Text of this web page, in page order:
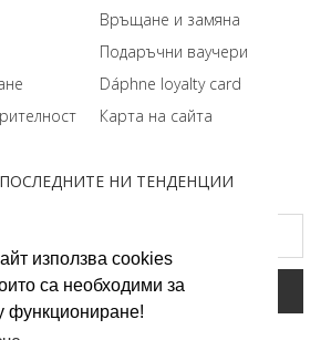
използва cookies
са необходими за
функциониране!
НИ ТЕНДЕНЦИИ
Връщане и замяна
Подаръчни ваучери
Dáphnе loyalty card
Карта на сайта